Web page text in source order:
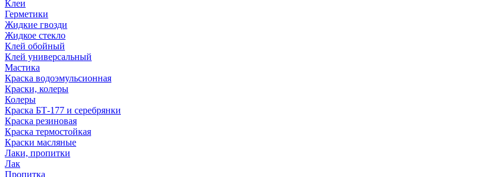
Клеи
Герметики
Жидкие гвозди
Жидкое стекло
Клей обойный
Клей универсальный
Мастика
Краска водоэмульсионная
Краски, колеры
Колеры
Краска БТ-177 и серебрянки
Краска резиновая
Краска термостойкая
Краски масляные
Лаки, пропитки
Лак
Пропитка